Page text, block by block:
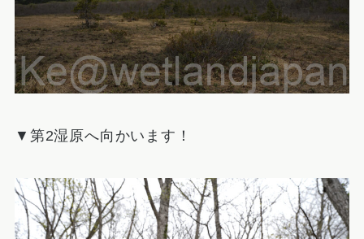
▼第2湿原へ向かいます！